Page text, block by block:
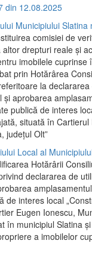
din 12.08.2025
Municipiului Slatina
comisiei de
drepturi reale și
imobilele cuprinse
prin Hotărârea
la
și aprobarea
publică de interes
situată în Cartierul
județul Olt”
Local al
Hotărârii
declararea de
de interes local
Eugen Ionescu,
în municipiul Slatina
a imobilelor